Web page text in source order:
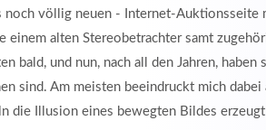
noch völlig neuen - Internet-Auktionsseite
einem alten Stereobetrachter samt
bald, und nun, nach all den Jahren,
sind. Am meisten beeindruckt mich
die Illusion eines bewegten Bildes